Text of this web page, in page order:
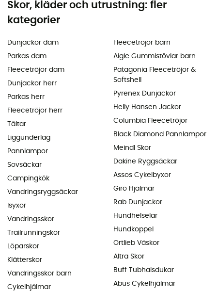
Skor, kläder och utrustning: fler
kategorier
Dunjackor dam
Parkas dam
Fleecetröjor dam
Dunjackor herr
Parkas herr
Fleecetröjor herr
Tältar
Liggunderlag
Pannlampor
Sovsäckar
Campingkök
Vandringsryggsäckar
Isyxor
Vandringsskor
Trailrunningskor
Löparskor
Klätterskor
Vandringsskor barn
Cykelhjälmar
Fleecetröjor barn
Aigle Gummistövlar barn
Patagonia Fleecetröjor &
Softshell
Pyrenex Dunjackor
Helly Hansen Jackor
Columbia Fleecetröjor
Black Diamond Pannlampor
Meindl Skor
Dakine Ryggsäckar
Assos Cykelbyxor
Giro Hjälmar
Rab Dunjackor
Hundhelselar
Hundkoppel
Ortlieb Väskor
Altra Skor
Buff Tubhalsdukar
Abus Cykelhjälmar